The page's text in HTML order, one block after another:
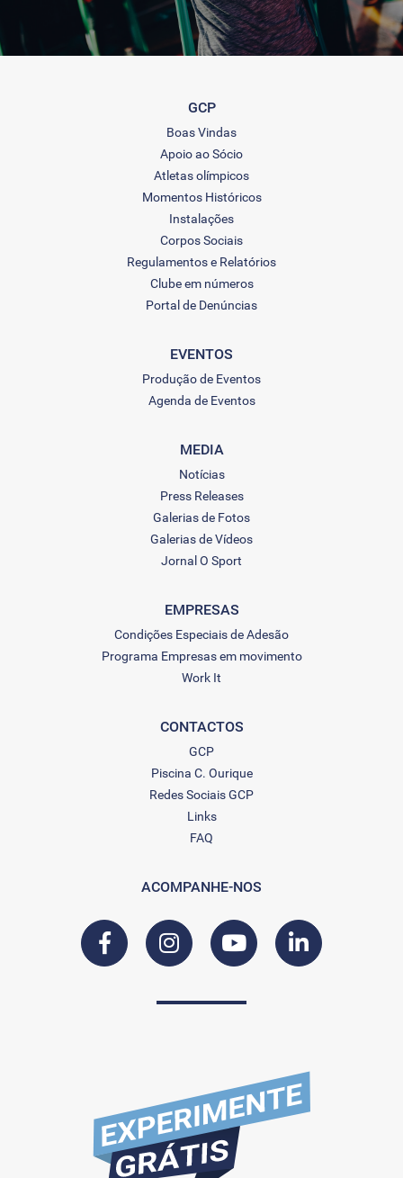
GCP
Boas Vindas
Apoio ao Sócio
Atletas olímpicos
Momentos Históricos
Instalações
Corpos Sociais
Regulamentos e Relatórios
Clube em números
Portal de Denúncias
EVENTOS
Produção de Eventos
Agenda de Eventos
MEDIA
Notícias
Press Releases
Galerias de Fotos
Galerias de Vídeos
Jornal O Sport
EMPRESAS
Condições Especiais de Adesão
Programa Empresas em movimento
Work It
CONTACTOS
GCP
Piscina C. Ourique
Redes Sociais GCP
Links
FAQ
ACOMPANHE-NOS